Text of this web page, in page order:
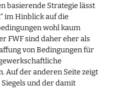
basierende Strategie lässt
im Hinblick auf die
wohl kaum
FWF sind daher eher als
von Bedingungen für
Auf der anderen Seite zeigt
und der damit